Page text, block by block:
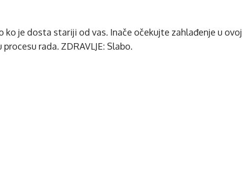
ko je dosta stariji od vas. Inače očekujte zahlađenje u ovoj
rada. ZDRAVLJE: Slabo.